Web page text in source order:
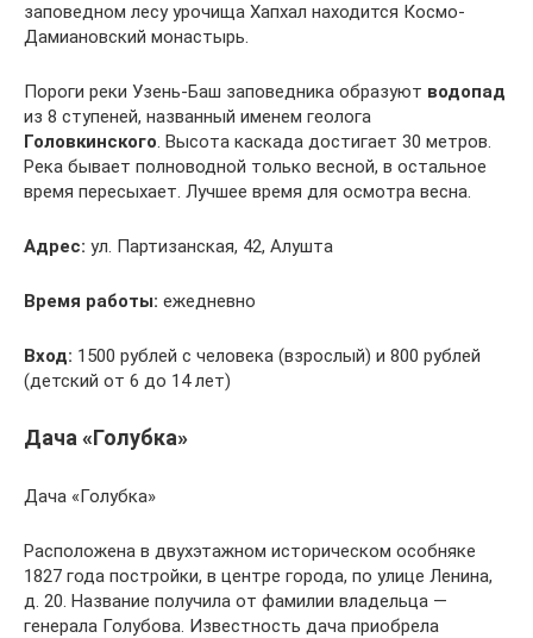
заповедном лесу урочища Хапхал находится Космо-
Дамиановский монастырь.
Пороги реки Узень-Баш заповедника образуют водопад
из 8 ступеней, названный именем геолога
Головкинского. Высота каскада достигает 30 метров.
Река бывает полноводной только весной, в остальное
время пересыхает. Лучшее время для осмотра весна.
Адрес: ул. Партизанская, 42, Алушта
Время работы: ежедневно
Вход: 1500 рублей с человека (взрослый) и 800 рублей
(детский от 6 до 14 лет)
Дача «Голубка»
Дача «Голубка»
Расположена в двухэтажном историческом особняке
1827 года постройки, в центре города, по улице Ленина,
д. 20. Название получила от фамилии владельца —
генерала Голубова. Известность дача приобрела